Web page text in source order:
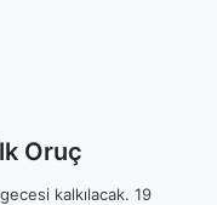
Oruç
kalkılacak. 19